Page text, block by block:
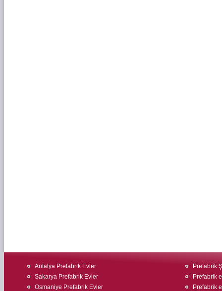
Antalya Prefabrik Evler
Sakarya Prefabrik Evler
Osmaniye Prefabrik Evler
Prefabrik
Prefabrik
Prefabrik